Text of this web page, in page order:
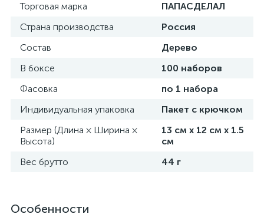
Торговая марка
ПАПАСДЕЛАЛ
Страна производства
Россия
Состав
Дерево
В боксе
100 наборов
Фасовка
по 1 набора
Индивидуальная упаковка
Пакет с крючком
Размер (Длина × Ширина ×
Высота)
13 см х 12 см х 1.5
см
Вес брутто
44 г
Особенности